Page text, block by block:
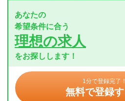
あなたの
希望条件に合う
理想の求人
をお探しします！
1分で登録完了！
無料で登録す